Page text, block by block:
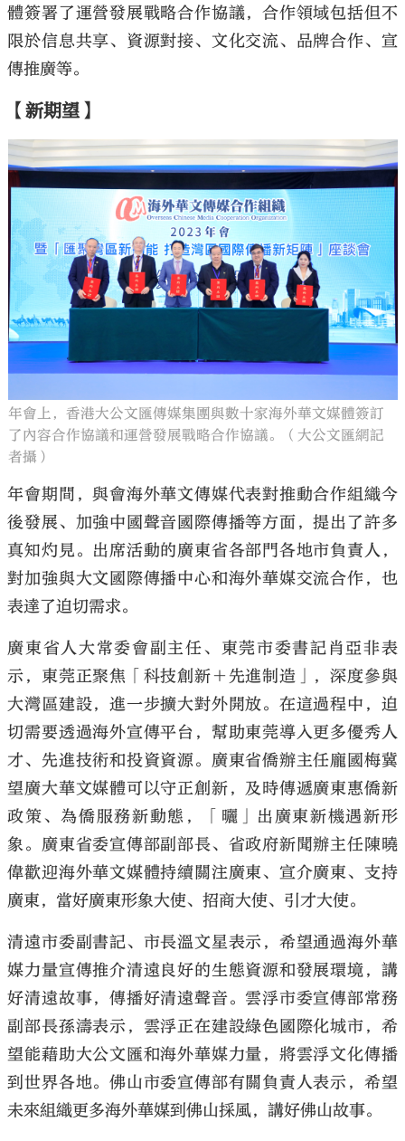
體簽署了運營發展戰略合作協議，合作領域包括但不
限於信息共享、資源對接、文化交流、品牌合作、宣
傳推廣等。
【新期望】
年會上，香港大公文匯傳媒集團與數十家海外華文媒體簽訂
了內容合作協議和運營發展戰略合作協議。（大公文匯網記
者攝）
年會期間，與會海外華文傳媒代表對推動合作組織今
後發展、加強中國聲音國際傳播等方面，提出了許多
真知灼見。出席活動的廣東省各部門各地市負責人，
對加強與大文國際傳播中心和海外華媒交流合作，也
表達了迫切需求。
廣東省人大常委會副主任、東莞市委書記肖亞非表
示，東莞正聚焦「科技創新＋先進制造」，深度參與
大灣區建設，進一步擴大對外開放。在這過程中，迫
切需要透過海外宣傳平台，幫助東莞導入更多優秀人
才、先進技術和投資資源。廣東省僑辦主任龐國梅冀
望廣大華文媒體可以守正創新，及時傳遞廣東惠僑新
政策、為僑服務新動態，「曬」出廣東新機遇新形
象。廣東省委宣傳部副部長、省政府新聞辦主任陳曉
偉歡迎海外華文媒體持續關注廣東、宣介廣東、支持
廣東，當好廣東形象大使、招商大使、引才大使。
清遠市委副書記、市長溫文星表示，希望通過海外華
媒力量宣傳推介清遠良好的生態資源和發展環境，講
好清遠故事，傳播好清遠聲音。雲浮市委宣傳部常務
副部長孫濤表示，雲浮正在建設綠色國際化城市，希
望能藉助大公文匯和海外華媒力量，將雲浮文化傳播
到世界各地。佛山市委宣傳部有關負責人表示，希望
未來組織更多海外華媒到佛山採風，講好佛山故事。